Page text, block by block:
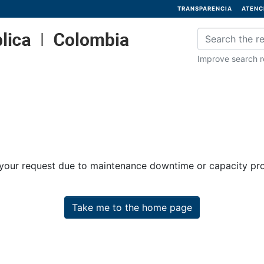
TRANSPARENCIA
Improve search
request due to maintenance downtime or capacity
Take me to the home page